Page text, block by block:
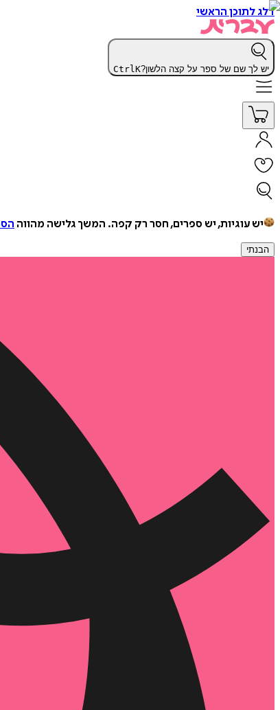
דלג לתוכן הראשי
יש לך שם של ספר על קצה הלשון? CtrlK
יש עוגיות, יש ספרים, חסר רק קפה. המשך גלישה מהווה
הבנתי